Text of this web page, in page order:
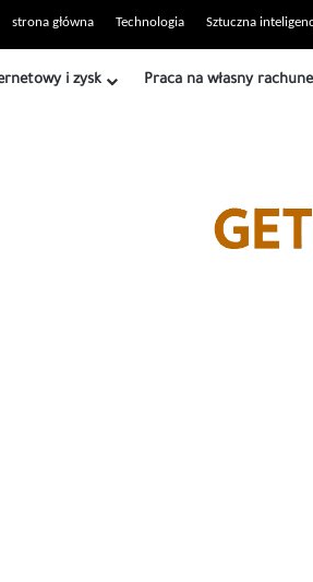
Podsumowanie witryny RSS
strona główna Technologia Sztuczna
i zysk Praca na własny